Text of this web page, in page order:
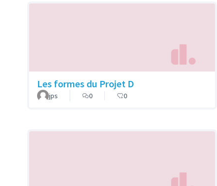
Les formes du Projet D
jps 0 0